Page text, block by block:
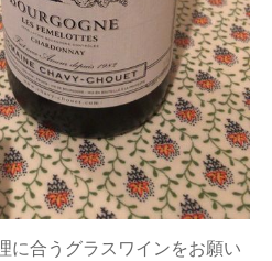
に合うグラスワインをお願い